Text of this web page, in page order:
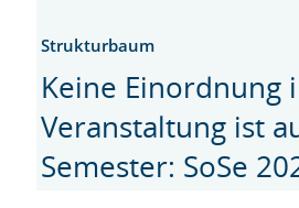
Strukturbaum
Keine Einordnung
Veranstaltung ist
Semester: SoSe